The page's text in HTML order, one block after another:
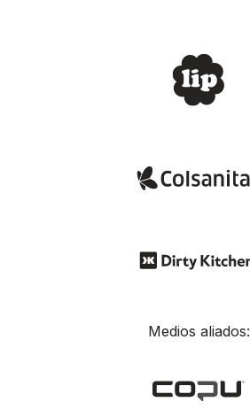
Medios aliados: